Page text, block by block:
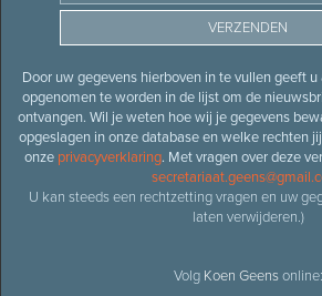
Door uw gegevens hierboven in te vullen geeft
opgenomen te worden in de lijst om de
ontvangen. Wil je weten hoe wij je gegevens
opgeslagen in onze database en welke rechten
onze privacyverklaring. Met vragen over deze
U kan steeds een rechtzetting vragen en uw
laten verwijderen.)
Volg Koen Geensonline: